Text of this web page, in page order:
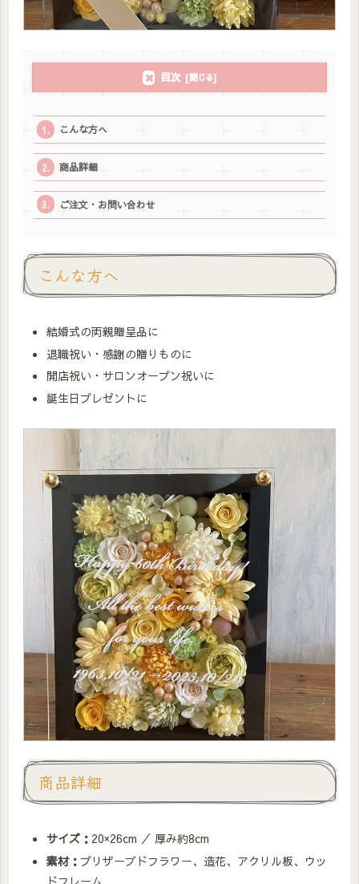
目次
こんな方へ
商品詳細
ご注文・お問い合わせ
こんな方へ
結婚式の両親贈呈品に
退職祝い・感謝の贈りものに
開店祝い・サロンオープン祝いに
誕生日プレゼントに
商品詳細
サイズ： 20×26cm ／ 厚み約8cm
素材： プリザーブドフラワー、造花、アクリル板、ウッ
ドフレーム